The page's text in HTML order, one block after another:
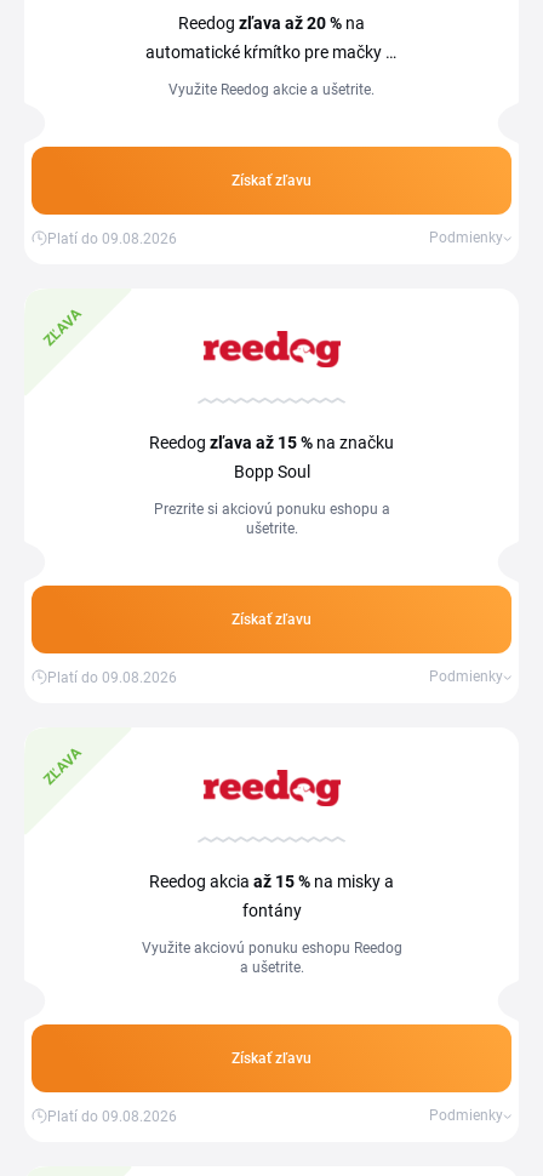
Reedog zľava až 20 % na
automatické kŕmítko pre mačky aj
psy
Využite Reedog akcie a ušetrite.
Získať zľavu
Platí do 09.08.2026 Podmienky
ZĽAVA
Reedog zľava až 15 % na značku
Bopp Soul
Prezrite si akciovú ponuku eshopu a
ušetrite.
Získať zľavu
Platí do 09.08.2026 Podmienky
ZĽAVA
Reedog akcia až 15 % na misky a
fontány
Využite akciovú ponuku eshopu Reedog
a ušetrite.
Získať zľavu
Platí do 09.08.2026 Podmienky